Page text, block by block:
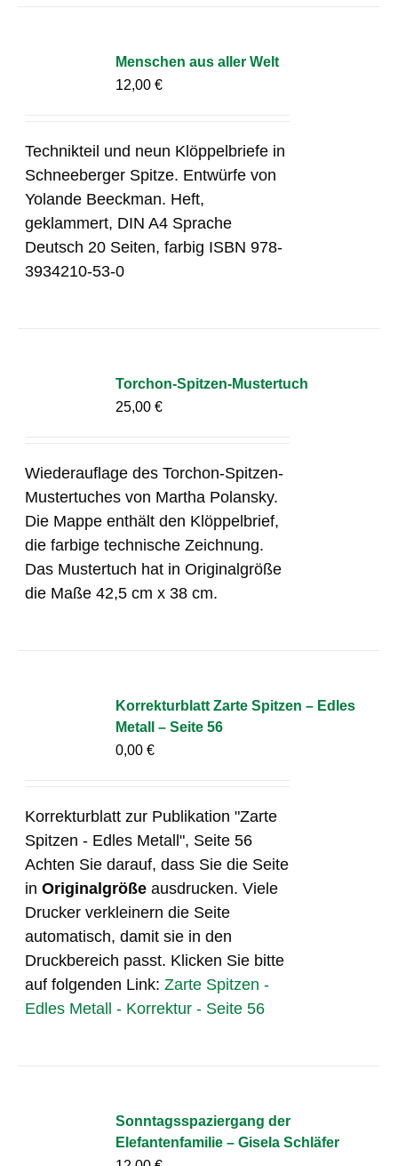
Menschen aus aller Welt
12,00€
Technikteil und neun Klöppelbriefe in
Schneeberger Spitze. Entwürfe von
Yolande Beeckman. Heft,
geklammert, DIN A4 Sprache
Deutsch 20 Seiten, farbig ISBN 978-
3934210-53-0
Torchon-Spitzen-Mustertuch
25,00€
Wiederauflage des Torchon-Spitzen-
Mustertuches von Martha Polansky.
Die Mappe enthält den Klöppelbrief,
die farbige technische Zeichnung.
Das Mustertuch hat in Originalgröße
die Maße 42,5 cm x 38 cm.
Korrekturblatt Zarte Spitzen – Edles
Metall – Seite 56
0,00€
Korrekturblatt zur Publikation "Zarte
Spitzen - Edles Metall", Seite 56
Achten Sie darauf, dass Sie die Seite
inOriginalgröße ausdrucken. Viele
Drucker verkleinern die Seite
automatisch, damit sie in den
Druckbereich passt. Klicken Sie bitte
auf folgenden Link:Zarte Spitzen -
Edles Metall - Korrektur - Seite 56
Sonntagsspaziergang der
Elefantenfamilie – Gisela Schläfer